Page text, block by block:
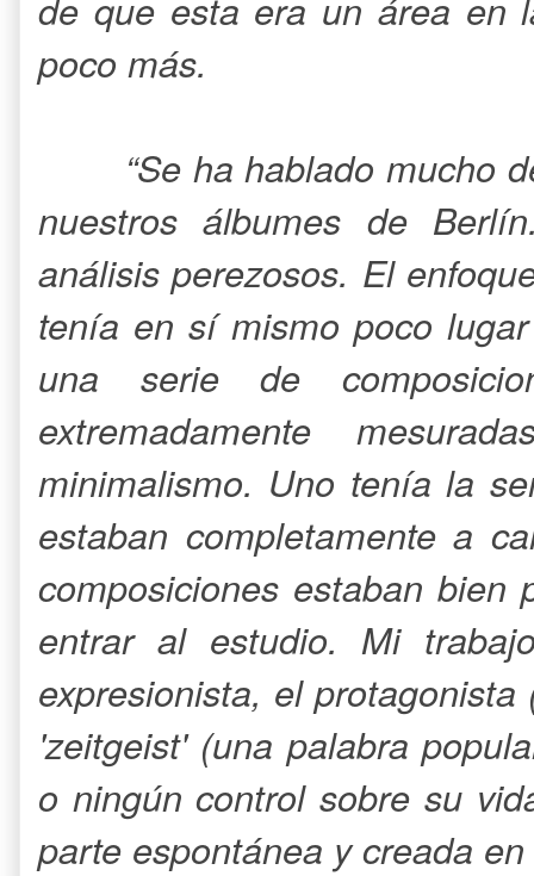
poco más.
“Se ha hablado mucho
nuestros álbumes de
análisis perezosos. El
tenía en sí mismo poco
una serie de
extremadamente
minimalismo. Uno tenía la
estaban completamente a
composiciones estaban bien
entrar al estudio. Mi
expresionista, el
'zeitgeist' (una palabra
o ningún control sobre su
parte espontánea y creada